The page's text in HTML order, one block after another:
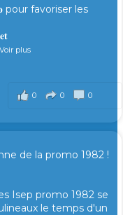
pour favoriser les
Voir plus
0 0 0
de la promo 1982 !
Isep promo 1982 se
le temps d'un